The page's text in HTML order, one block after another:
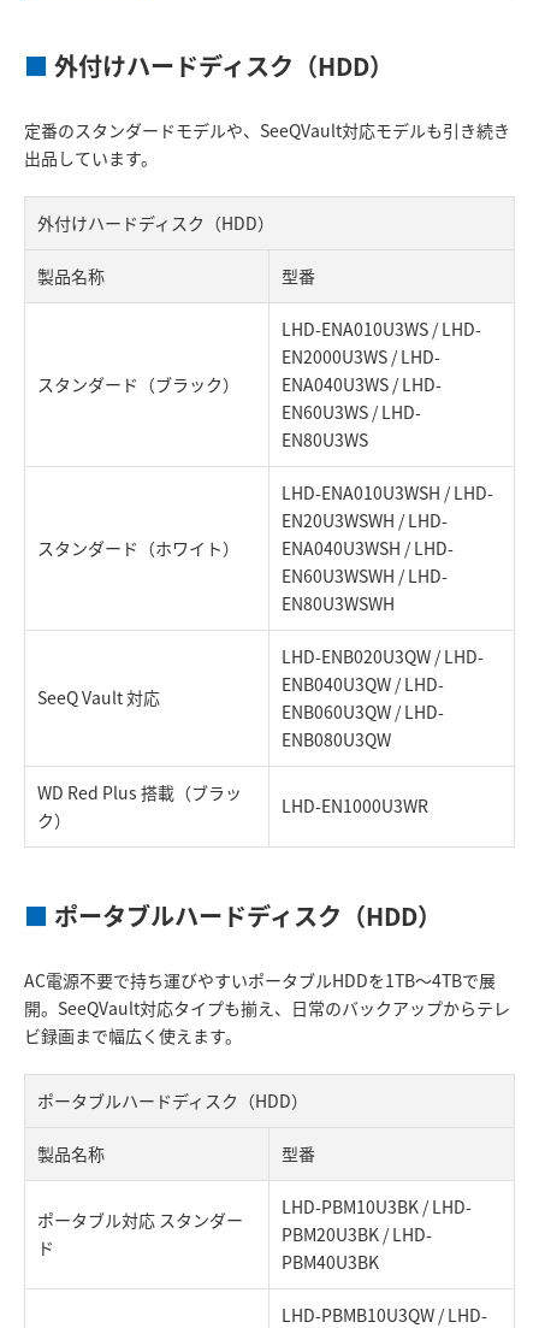
■ 外付けハードディスク（HDD）
定番のスタンダードモデルや、SeeQVault対応モデルも引き続き
出品しています。
外付けハードディスク（HDD）
製品名称 型番
スタンダード（ブラック）
LHD-ENA010U3WS / LHD-
EN2000U3WS / LHD-
ENA040U3WS / LHD-
EN60U3WS / LHD-
EN80U3WS
スタンダード（ホワイト）
LHD-ENA010U3WSH / LHD-
EN20U3WSWH / LHD-
ENA040U3WSH / LHD-
EN60U3WSWH / LHD-
EN80U3WSWH
SeeQ Vault 対応
LHD-ENB020U3QW / LHD-
ENB040U3QW / LHD-
ENB060U3QW / LHD-
ENB080U3QW
WD Red Plus 搭載（ブラッ
ク）
LHD-EN1000U3WR
■ ポータブルハードディスク（HDD）
AC電源不要で持ち運びやすいポータブルHDDを1TB～4TBで展
開。SeeQVault対応タイプも揃え、日常のバックアップからテレ
ビ録画まで幅広く使えます。
ポータブルハードディスク（HDD）
製品名称 型番
ポータブル対応 スタンダー
ド
LHD-PBM10U3BK / LHD-
PBM20U3BK / LHD-
PBM40U3BK
LHD-PBMB10U3QW / LHD-